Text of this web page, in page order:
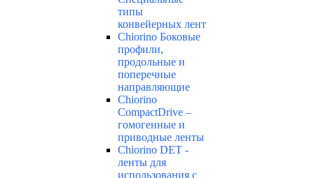
типы
конвейерных лент
Chiorino Боковые
профили,
продольные и
поперечные
направляющие
Chiorino
CompactDrive –
гомогенные и
приводные ленты
Chiorino DET -
ленты для
использования с